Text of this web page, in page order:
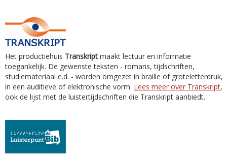
Het productiehuis Transkript maakt lectuur en informatie
toegankelijk. De gewenste teksten - romans, tijdschriften,
studiemateriaal e.d. - worden omgezet in braille of groteletterdruk,
in een auditieve of elektronische vorm. Lees meer over Transkript,
ook de lijst met de luistertijdschriften die Transkript aanbiedt.